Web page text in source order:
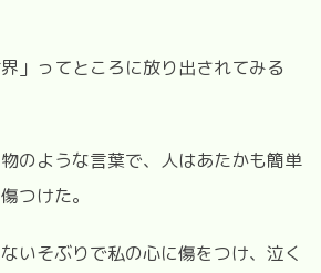
」ってところに放り出されてみる
のような言葉で、人はあたかも簡単
つけた。
いそぶりで私の心に傷をつけ、泣く